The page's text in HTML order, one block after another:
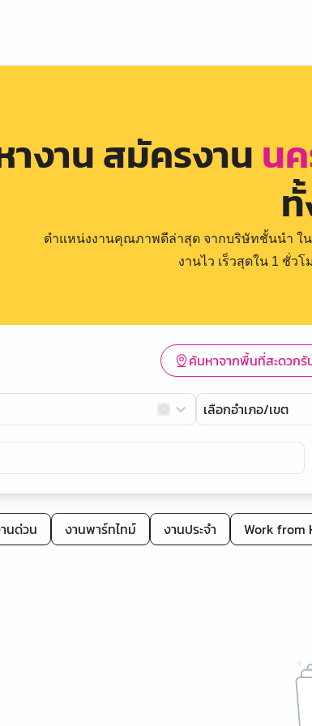
งาน สมัครงาน น
ตำแหน่งงานคุณภาพดีล่าสุด จากบริษัทชั้นนำ
งานไว เร็วสุดใน 1 ชั่ว
ค้นหาจากพื้นที่สะดวกรั
เลือกอำเภอ/เขต
นด่วน งานพาร์ทไทม์ งานประจำ Work from